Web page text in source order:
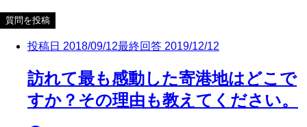
質問を投稿
投稿日 2018/09/12最終回答 2019/12/12
訪れて最も感動した寄港地はどこで
すか？その理由も教えてください。